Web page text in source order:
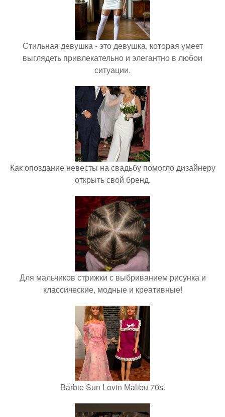
Стильная девушка - это девушка, которая умеет
выглядеть привлекательно и элегантно в любои
ситуации.
Как опоздание невесты на свадьбу помогло дизайнеру
открыть свой бренд.
Для мальчиков стрижки с выбриванием рисунка и
классические, модные и креативные!
Barbie Sun Lovin Malibu 70s.